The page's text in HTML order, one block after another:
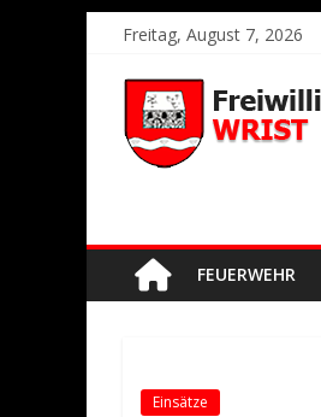
Freitag, August 7, 2026
FEUERWEHR
Einsätze